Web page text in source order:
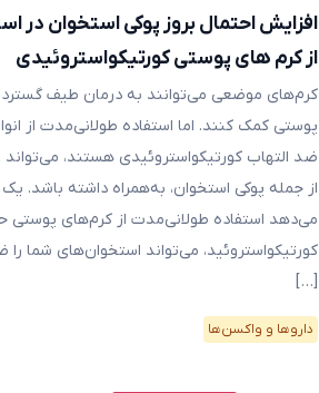
افزایش احتمال بروز پوکی استخوان در
از کرم های پوستی کورتیکواستروئیدی
کرم‌های موضعی می‌توانند به درمان طیف
پوستی کمک کنند. اما استفاده طولانی‌مدت از
ضد التهاب کورتیکواستروئیدی هستند،
از جمله پوکی استخوان، به‌همراه داشته باشد.
می‌دهد استفاده طولانی‌مدت از کرم‌های پوستی
کورتیکواستروئید، می‌تواند استخوان‌های شما
[…]
دارو‌ها و واکسن‌ها